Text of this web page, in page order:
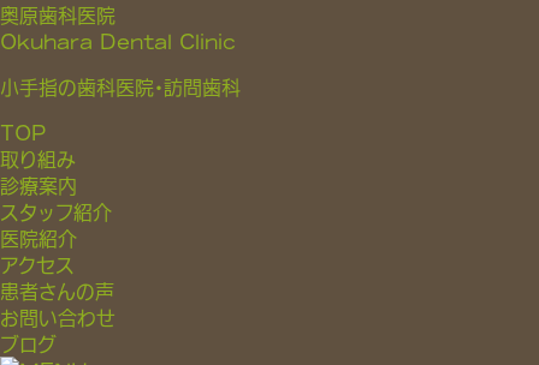
奥原歯科医院
Okuhara Dental Clinic
小手指の歯科医院・訪問歯科
TOP
取り組み
診療案内
スタッフ紹介
医院紹介
アクセス
患者さんの声
お問い合わせ
ブログ